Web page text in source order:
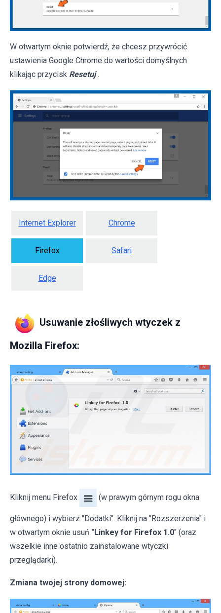
W otwartym oknie potwierdź, że chcesz przywrócić
ustawienia Google Chrome do wartości domyślnych
klikając przycisk Resetuj .
Internet Explorer Chrome
Firefox Safari
Edge
Usuwanie złośliwych wtyczek z
Mozilla Firefox:
Kliknij menu Firefox (w prawym górnym rogu okna
głównego) i wybierz "Dodatki". Kliknij na "Rozszerzenia" i
w otwartym oknie usuń "Linkey for Firefox 1.0" (oraz
wszelkie inne ostatnio zainstalowane wtyczki
przeglądarki).
Zmiana twojej strony domowej: